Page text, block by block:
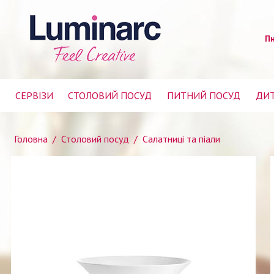
СЕРВІЗИ СТОЛОВИЙ ПОСУД ПИТНИЙ ПОСУД
Головна / Столовий посуд / Салатниці та піали